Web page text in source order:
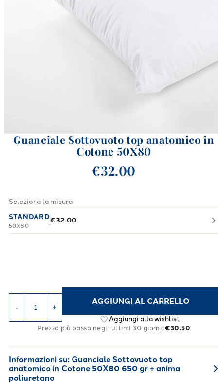
Guanciale Sottovuoto top anatomico in
Cotone 50X80
€32.00
Seleziona la misura
STANDARD
50X80
€32.00
- +
AGGIUNGI AL CARRELLO
Aggiungi alla wishlist
Prezzo più basso negli ultimi 30 giorni: €30.50
Informazioni su: Guanciale Sottovuoto top
anatomico in Cotone 50X80 650 gr + anima
poliuretano